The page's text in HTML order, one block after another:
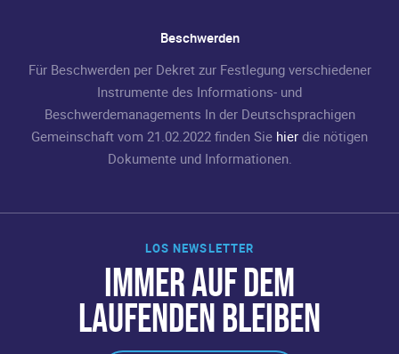
LOS NEWSLETTER
IMMER AUF DEM
LAUFENDEN BLEIBEN
Beschwerden
Für Beschwerden per Dekret zur Festlegung verschiedener
Instrumente des Informations- und
Beschwerdemanagements In der Deutschsprachigen
Gemeinschaft vom 21.02.2022 finden Sie hier die nötigen
Dokumente und Informationen.